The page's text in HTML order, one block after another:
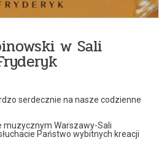
w Sali
serdecznie na nasze codzienne
muzycznym Warszawy-Sali
Państwo wybitnych kreacji